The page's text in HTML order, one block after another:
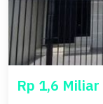
Rp 1,6 Miliar